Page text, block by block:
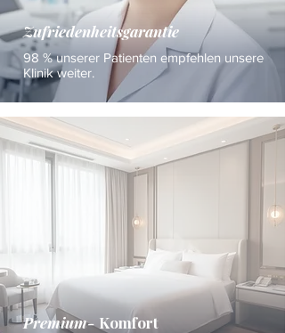
Zufriedenheitsgarantie
98 % unserer Patienten empfehlen unsere
Klinik weiter.
Premium-Komfort